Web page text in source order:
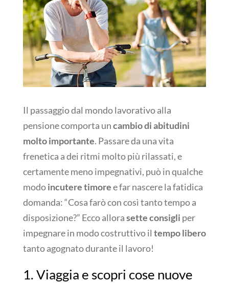
Il passaggio dal mondo lavorativo alla
pensione comporta uncambio di abitudini
molto importante. Passare da una vita
frenetica a dei ritmi molto più rilassati, e
certamente meno impegnativi, può in qualche
modoincutere timoree far nascere la fatidica
domanda: “Cosa farò con così tanto tempo a
disposizione?” Ecco allorasette consigli per
impegnare in modo costruttivo il tempo libero
tanto agognato durante il lavoro!
1. Viaggia e scopri cose nuove